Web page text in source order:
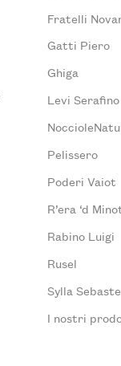
Fratelli
Gatti Piero
Ghiga
Levi Serafino
Pelissero
Poderi Vaiot
R’era ‘d
Rabino Luigi
Rusel
Sylla Sebaste
I nostri